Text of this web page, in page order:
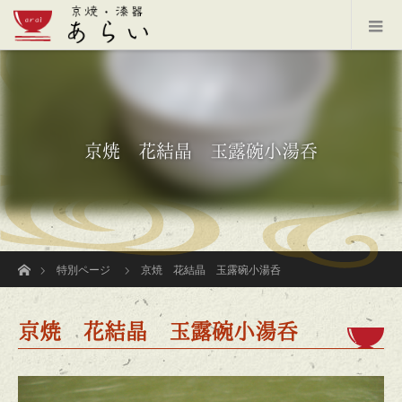
京焼 花結晶 玉露碗小湯呑
特別ページ
京焼 花結晶 玉露碗小湯呑
京焼 花結晶 玉露碗小湯呑